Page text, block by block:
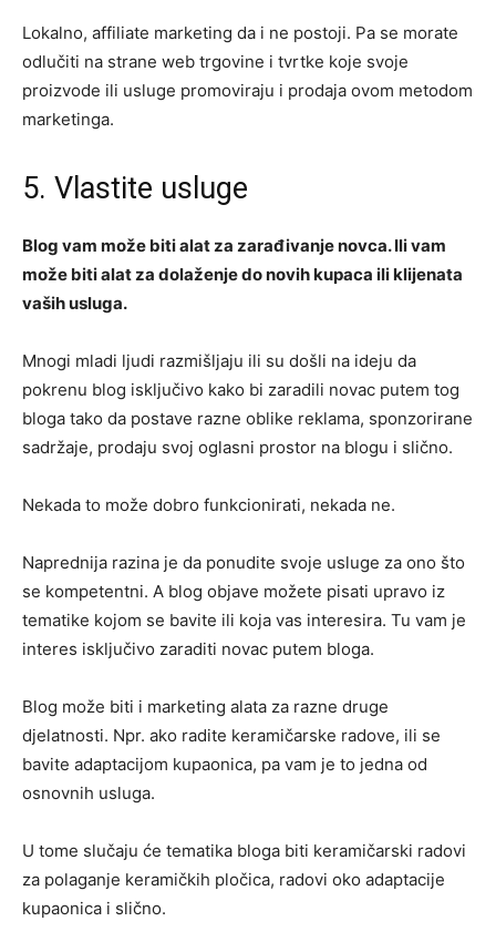
Lokalno, affiliate marketing da i ne postoji. Pa se morate
odlučiti na strane web trgovine i tvrtke koje svoje
proizvode ili usluge promoviraju i prodaja ovom metodom
marketinga.
5. Vlastite usluge
Blog vam može biti alat za zarađivanje novca. Ili vam
može biti alat za dolaženje do novih kupaca ili klijenata
vaših usluga.
Mnogi mladi ljudi razmišljaju ili su došli na ideju da
pokrenu blog isključivo kako bi zaradili novac putem tog
bloga tako da postave razne oblike reklama, sponzorirane
sadržaje, prodaju svoj oglasni prostor na blogu i slično.
Nekada to može dobro funkcionirati, nekada ne.
Naprednija razina je da ponudite svoje usluge za ono što
se kompetentni. A blog objave možete pisati upravo iz
tematike kojom se bavite ili koja vas interesira. Tu vam je
interes isključivo zaraditi novac putem bloga.
Blog može biti i marketing alata za razne druge
djelatnosti. Npr. ako radite keramičarske radove, ili se
bavite adaptacijom kupaonica, pa vam je to jedna od
osnovnih usluga.
U tome slučaju će tematika bloga biti keramičarski radovi
za polaganje keramičkih pločica, radovi oko adaptacije
kupaonica i slično.